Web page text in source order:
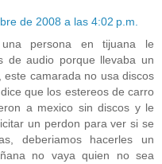
de 2008 a las 4:02 p.m.
persona en tijuana le
de audio porque llevaba un
este camarada no usa discos
que los estereos de carro
a mexico sin discos y le
un perdon para ver si se
deberiamos hacerles un
no vaya quien no sea